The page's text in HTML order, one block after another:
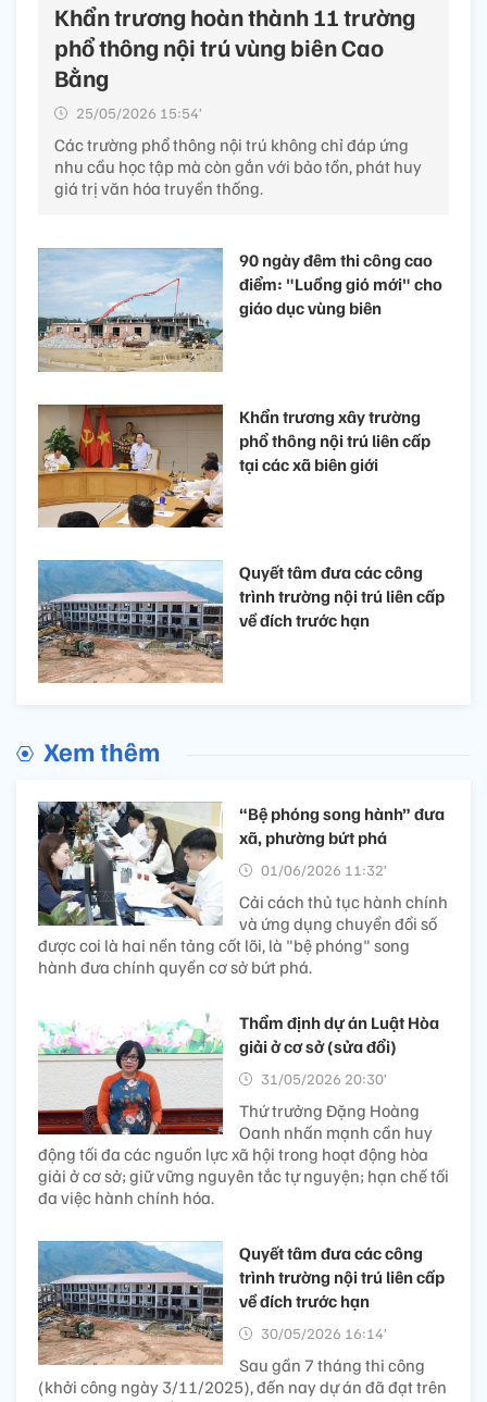
Khẩn trương hoàn thành 11 trường
phổ thông nội trú vùng biên Cao
Bằng
25/05/2026 15:54’
Các trường phổ thông nội trú không chỉ đáp ứng
nhu cầu học tập mà còn gắn với bảo tồn, phát huy
giá trị văn hóa truyền thống.
90 ngày đêm thi công cao
điểm: "Luồng gió mới" cho
giáo dục vùng biên
Khẩn trương xây trường
phổ thông nội trú liên cấp
tại các xã biên giới
Quyết tâm đưa các công
trình trường nội trú liên cấp
về đích trước hạn
Xem thêm
“Bệ phóng song hành” đưa
xã, phường bứt phá
01/06/2026 11:32’
Cải cách thủ tục hành chính
và ứng dụng chuyển đổi số
được coi là hai nền tảng cốt lõi, là "bệ phóng" song
hành đưa chính quyền cơ sở bứt phá.
Thẩm định dự án Luật Hòa
giải ở cơ sở (sửa đổi)
31/05/2026 20:30’
Thứ trưởng Đặng Hoàng
Oanh nhấn mạnh cần huy
động tối đa các nguồn lực xã hội trong hoạt động hòa
giải ở cơ sở; giữ vững nguyên tắc tự nguyện; hạn chế tối
đa việc hành chính hóa.
Quyết tâm đưa các công
trình trường nội trú liên cấp
về đích trước hạn
30/05/2026 16:14’
Sau gần 7 tháng thi công
(khởi công ngày 3/11/2025), đến nay dự án đã đạt trên